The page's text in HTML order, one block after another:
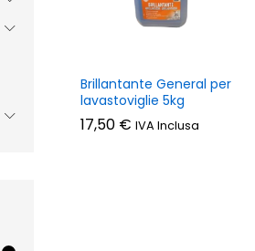
Brillantante General per
lavastoviglie 5kg
17,50 € IVA Inclusa
17,50 €